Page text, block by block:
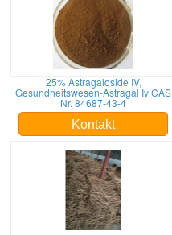
25% Astragaloside IV,
Gesundheitswesen-Astragal Iv CAS
Nr. 84687-43-4
Kontakt